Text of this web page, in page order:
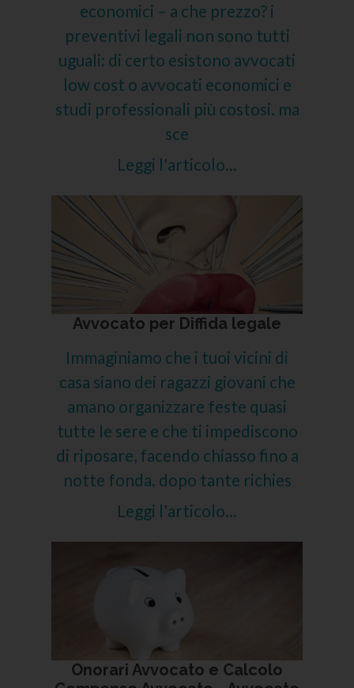
economici – a che prezzo? i
preventivi legali non sono tutti
uguali: di certo esistono avvocati
low cost o avvocati economici e
studi professionali più costosi. ma
sce
Leggi l'articolo...
Avvocato per Diffida legale
Immaginiamo che i tuoi vicini di
casa siano dei ragazzi giovani che
amano organizzare feste quasi
tutte le sere e che ti impediscono
di riposare, facendo chiasso fino a
notte fonda. dopo tante richies
Leggi l'articolo...
Onorari Avvocato e Calcolo